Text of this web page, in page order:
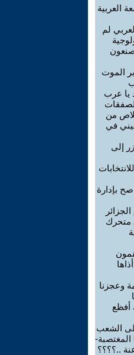
العربية
لم
الموت
يا عرب
من
في
إلى
صح بإدارة
وعجزنا
أفظع
الشعب
..؟؟؟؟